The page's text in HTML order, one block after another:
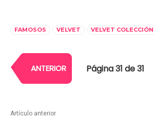
FAMOSOS VELVET VELVET COLECCIÓN
ANTERIOR Página 31 de 31
Artículo anterior